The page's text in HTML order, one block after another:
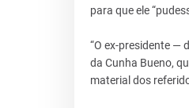
para que ele
“O ex-presidente —
da Cunha Bueno,
material dos